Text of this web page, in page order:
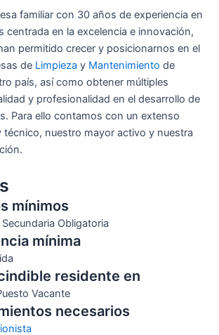
familiar con 30 años de experiencia en
centrada en la excelencia e innovación,
permitido crecer y posicionarnos en el
de Limpieza y Mantenimiento de
país, así como obtener múltiples
y profesionalidad en el desarrollo de
Para ello contamos con un extenso
técnico, nuestro mayor activo y nuestra
mínimos
Obligatoria
mínima
residente en
Vacante
necesarios